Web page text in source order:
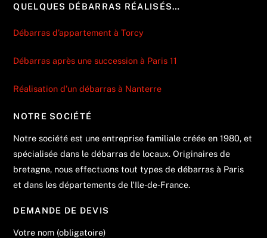
QUELQUES DÉBARRAS RÉALISÉS…
Débarras d’appartement à Torcy
Débarras après une succession à Paris 11
Réalisation d’un débarras à Nanterre
NOTRE SOCIÉTÉ
Notre société est une entreprise familiale créée en 1980, et
spécialisée dans le débarras de locaux. Originaires de
bretagne, nous effectuons tout types de débarras à Paris
et dans les départements de l'Ile-de-France.
DEMANDE DE DEVIS
Votre nom (obligatoire)